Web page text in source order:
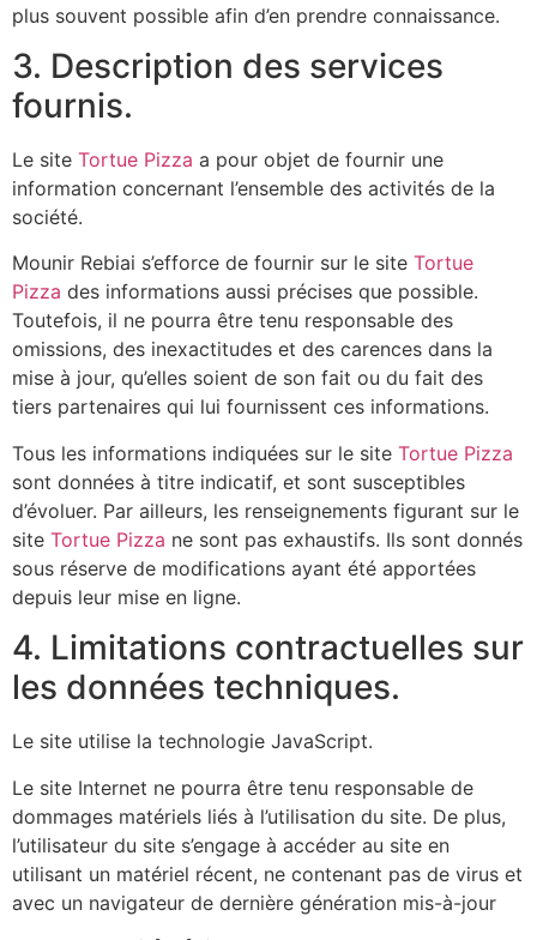
plus souvent possible afin d’en prendre connaissance.
3. Description des services
fournis.
Le site Tortue Pizza a pour objet de fournir une
information concernant l’ensemble des activités de la
société.
Mounir Rebiai s’efforce de fournir sur le site Tortue
Pizza des informations aussi précises que possible.
Toutefois, il ne pourra être tenu responsable des
omissions, des inexactitudes et des carences dans la
mise à jour, qu’elles soient de son fait ou du fait des
tiers partenaires qui lui fournissent ces informations.
Tous les informations indiquées sur le site Tortue Pizza
sont données à titre indicatif, et sont susceptibles
d’évoluer. Par ailleurs, les renseignements figurant sur le
site Tortue Pizza ne sont pas exhaustifs. Ils sont donnés
sous réserve de modifications ayant été apportées
depuis leur mise en ligne.
4. Limitations contractuelles sur
les données techniques.
Le site utilise la technologie JavaScript.
Le site Internet ne pourra être tenu responsable de
dommages matériels liés à l’utilisation du site. De plus,
l’utilisateur du site s’engage à accéder au site en
utilisant un matériel récent, ne contenant pas de virus et
avec un navigateur de dernière génération mis-à-jour